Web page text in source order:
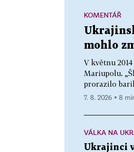
mohlo
V květnu
Mariupolu.
prorazilo
KOMENTÁŘ
7. 8. 2026 ▪ 8
VÁLKA NA
Ukrajinci